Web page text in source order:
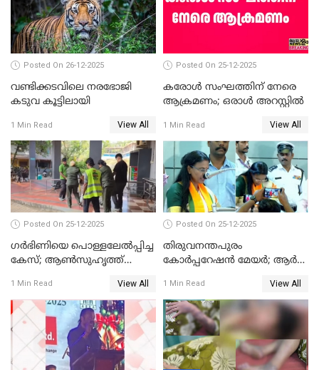
Posted On 26-12-2025
വണ്ടിക്കടവിലെ നരഭോജി
കടുവ കൂട്ടിലായി
1 Min Read View All
Posted On 25-12-2025
കരോള്‍ സംഘത്തിന് നേരെ
ആക്രമണം; ഒരാള്‍ അറസ്റ്റില്‍
1 Min Read View All
Posted On 25-12-2025
ഗര്‍ഭിണിയെ പൊള്ളലേല്‍പ്പിച്ച
കേസ്; ആണ്‍സുഹൃത്ത്
1 Min Read View All
Posted On 25-12-2025
തിരുവനന്തപുരം
കോര്‍പ്പറേഷന്‍ മേയർ; ആര്‍
1 Min Read View All